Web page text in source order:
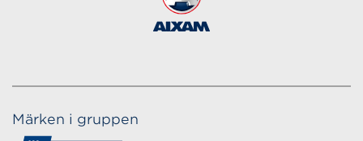
Märken i gruppen